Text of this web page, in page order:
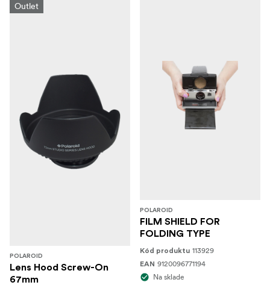
Outlet
POLAROID
Lens Hood Screw-On
67mm
POLAROID
FILM SHIELD FOR
FOLDING TYPE
Kód produktu 113929
EAN 9120096771194
Na sklade